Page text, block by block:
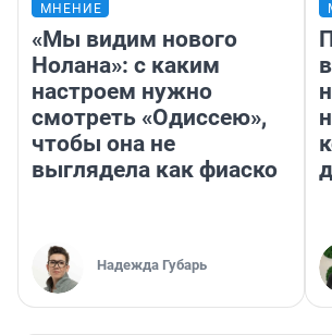
МНЕНИЕ
«Мы видим нового
Нолана»: с каким
настроем нужно
смотреть «Одиссею»,
чтобы она не
выглядела как фиаско
Надежда Губарь